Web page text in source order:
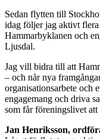
Sedan flytten till
idag följer jag aktivt flera
Hammarbyklanen och
Ljusdal.
Jag vill bidra till att
– och når nya
organisationsarbete och
engagemang och driva
som får föreningslivet att
Jan Henriksson,